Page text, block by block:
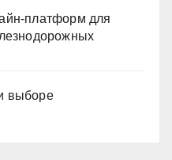
платформ для
выборе